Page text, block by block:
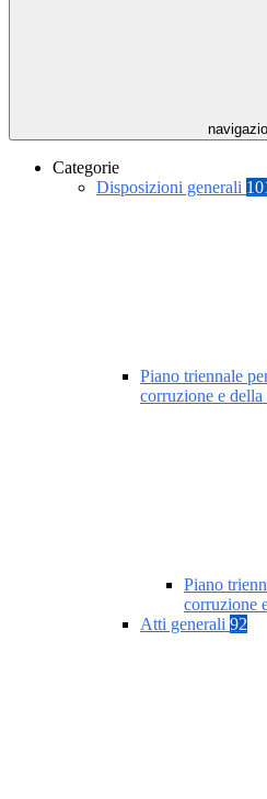
Categorie
Disposizioni generali
Piano triennale
corruzione e della
Piano
corruzione
Atti generali 92